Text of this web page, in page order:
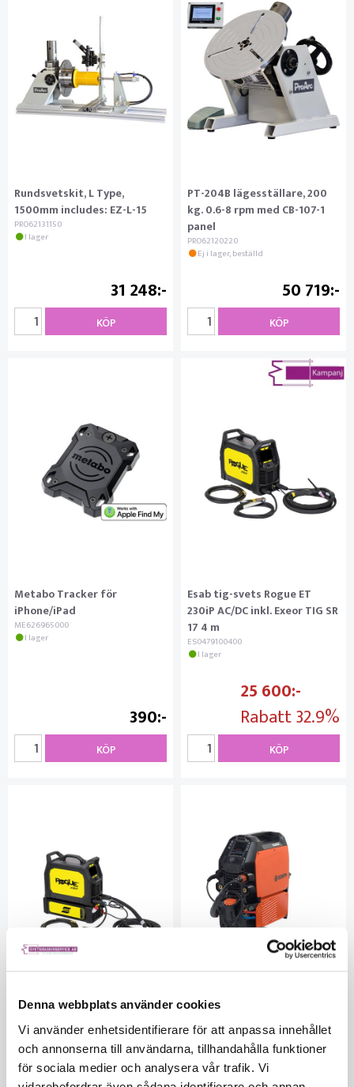
Denna webbplats använder cookies
Vi använder enhetsidentifierare för att anpassa innehållet
och annonserna till användarna, tillhandahålla funktioner
för sociala medier och analysera vår trafik. Vi
Rundsvetskit, L Type,
1500mm includes: EZ-L-15
PRO62131150
I lager
31 248
KÖP
PT-204B lägesställare, 200
kg. 0.6-8 rpm med CB-107-1
panel
PRO62120220
Ej i lager, beställd
50 719
KÖP
Metabo Tracker för
iPhone/iPad
ME626965000
I lager
390
KÖP
Esab tig-svets Rogue ET
230iP AC/DC inkl. Exeor TIG SR
17 4 m
ES0479100400
I lager
25 600
Rabatt32.9%
KÖP
Esab tig-svets Rogue ET
230iP AC/DC W inkl. Exeor TIG
SR 21 4 m
ES0479100401
I lager
Kemppi tig-svets Minarc T
223 AC/DC GM inkl slangpaket
TX355W4
KEP23T355W4R
I lager